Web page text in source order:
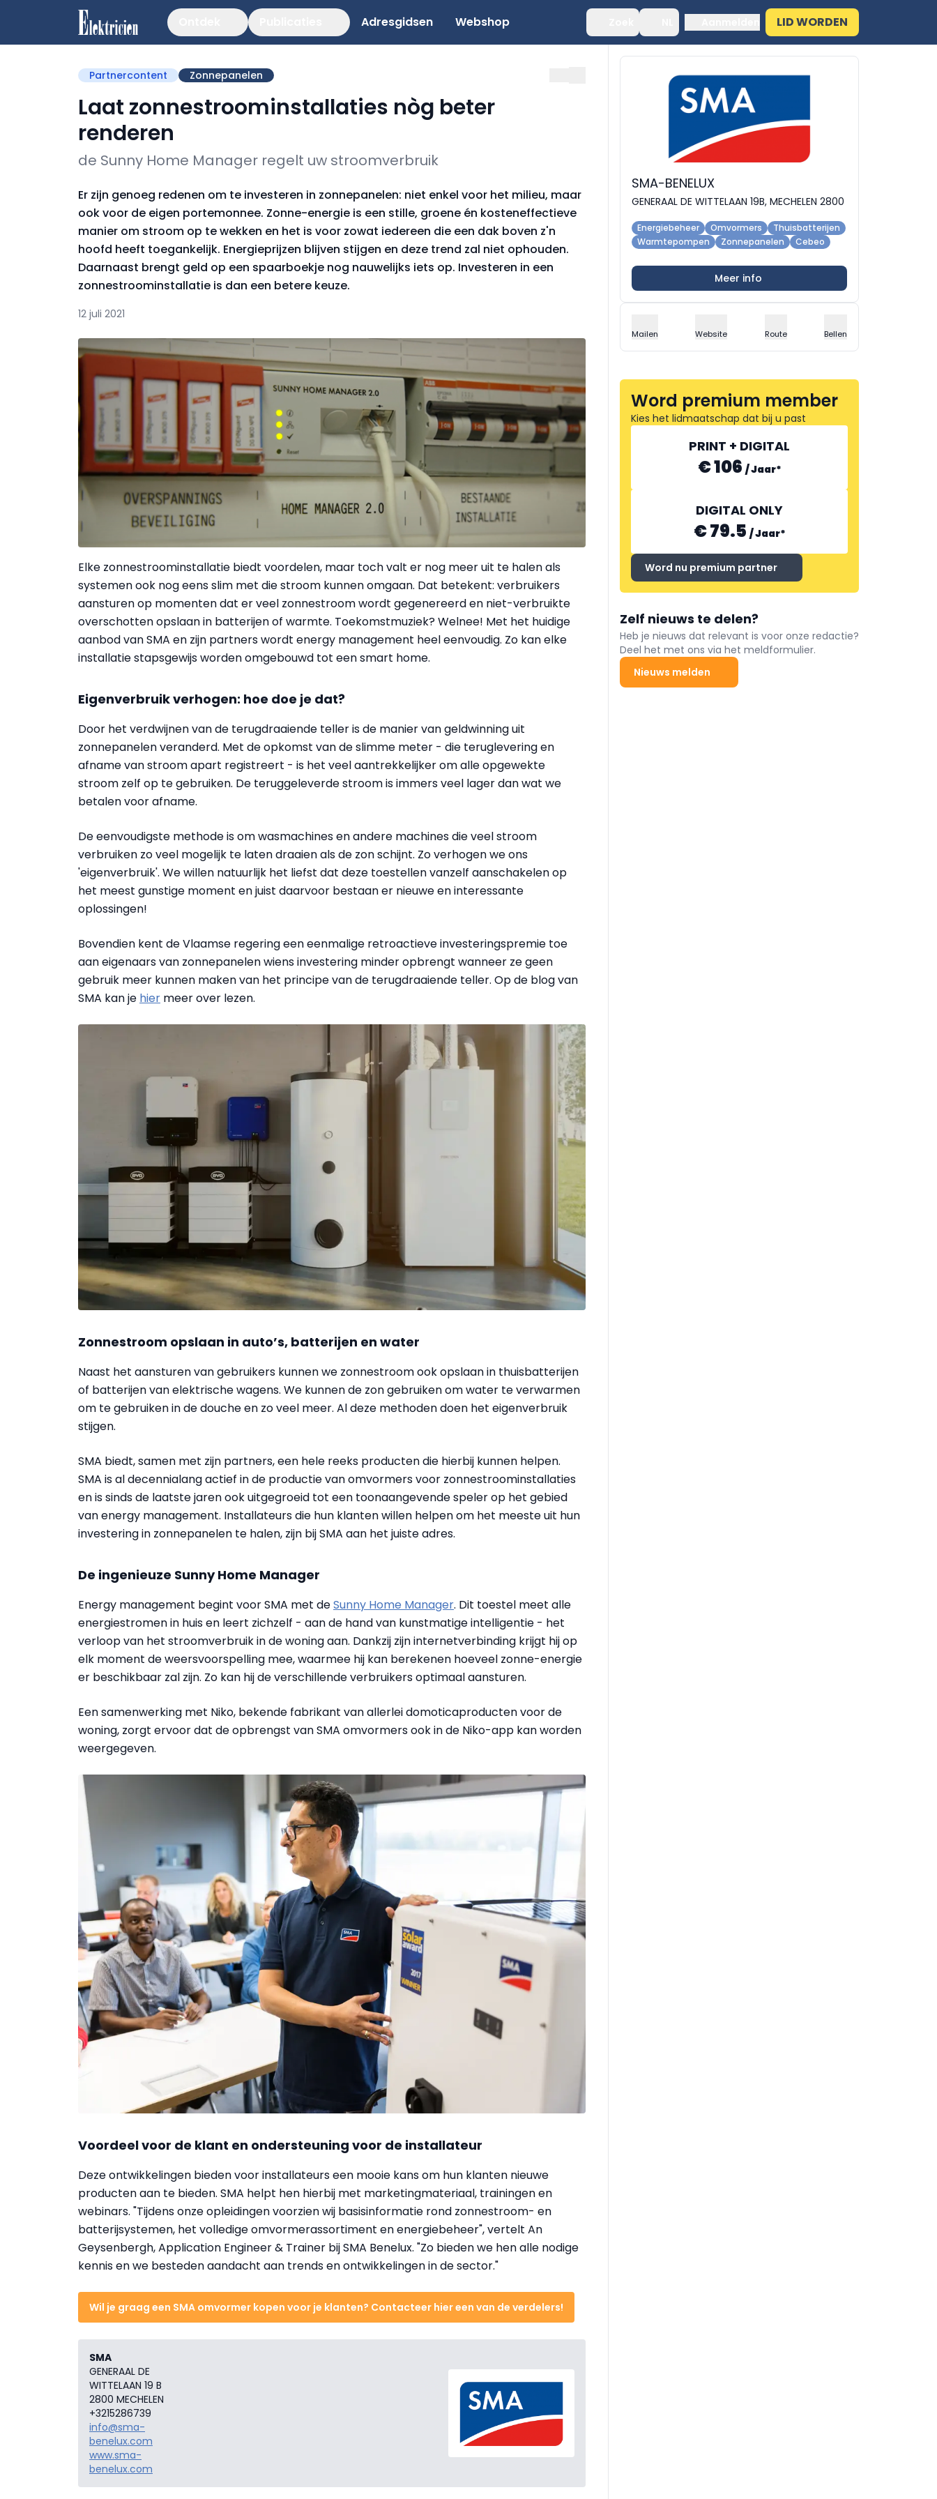
Adresgidsen Webshop LID WORDEN
Partnercontent Zonnepanelen
Laat zonnestroominstallaties nòg beter
renderen
de Sunny Home Manager regelt uw stroomverbruik
Er zijn genoeg redenen om te investeren in zonnepanelen: niet enkel voor het milieu, maar
ook voor de eigen portemonnee. Zonne-energie is een stille, groene én kosteneffectieve
manier om stroom op te wekken en het is voor zowat iedereen die een dak boven z'n
hoofd heeft toegankelijk. Energieprijzen blijven stijgen en deze trend zal niet ophouden.
Daarnaast brengt geld op een spaarboekje nog nauwelijks iets op. Investeren in een
zonnestroominstallatie is dan een betere keuze.
12 juli 2021
Elke zonnestroominstallatie biedt voordelen, maar toch valt er nog meer uit te halen als
systemen ook nog eens slim met die stroom kunnen omgaan. Dat betekent: verbruikers
aansturen op momenten dat er veel zonnestroom wordt gegenereerd en niet-verbruikte
overschotten opslaan in batterijen of warmte. Toekomstmuziek? Welnee! Met het huidige
aanbod van SMA en zijn partners wordt energy management heel eenvoudig. Zo kan elke
installatie stapsgewijs worden omgebouwd tot een smart home.
Eigenverbruik verhogen: hoe doe je dat?
Door het verdwijnen van de terugdraaiende teller is de manier van geldwinning uit
zonnepanelen veranderd. Met de opkomst van de slimme meter - die teruglevering en
afname van stroom apart registreert - is het veel aantrekkelijker om alle opgewekte
stroom zelf op te gebruiken. De teruggeleverde stroom is immers veel lager dan wat we
betalen voor afname.
De eenvoudigste methode is om wasmachines en andere machines die veel stroom
verbruiken zo veel mogelijk te laten draaien als de zon schijnt. Zo verhogen we ons
'eigenverbruik'. We willen natuurlijk het liefst dat deze toestellen vanzelf aanschakelen op
het meest gunstige moment en juist daarvoor bestaan er nieuwe en interessante
oplossingen!
Bovendien kent de Vlaamse regering een eenmalige retroactieve investeringspremie toe
aan eigenaars van zonnepanelen wiens investering minder opbrengt wanneer ze geen
gebruik meer kunnen maken van het principe van de terugdraaiende teller. Op de blog van
SMA kan je hier meer over lezen.
Zonnestroom opslaan in auto’s, batterijen en water
Naast het aansturen van gebruikers kunnen we zonnestroom ook opslaan in thuisbatterijen
of batterijen van elektrische wagens. We kunnen de zon gebruiken om water te verwarmen
om te gebruiken in de douche en zo veel meer. Al deze methoden doen het eigenverbruik
stijgen.
SMA biedt, samen met zijn partners, een hele reeks producten die hierbij kunnen helpen.
SMA is al decennialang actief in de productie van omvormers voor zonnestroominstallaties
en is sinds de laatste jaren ook uitgegroeid tot een toonaangevende speler op het gebied
van energy management. Installateurs die hun klanten willen helpen om het meeste uit hun
investering in zonnepanelen te halen, zijn bij SMA aan het juiste adres.
De ingenieuze Sunny Home Manager
Energy management begint voor SMA met deSunny Home Manager. Dit toestel meet alle
energiestromen in huis en leert zichzelf - aan de hand van kunstmatige intelligentie - het
verloop van het stroomverbruik in de woning aan. Dankzij zijn internetverbinding krijgt hij op
elk moment de weersvoorspelling mee, waarmee hij kan berekenen hoeveel zonne-energie
er beschikbaar zal zijn. Zo kan hij de verschillende verbruikers optimaal aansturen.
Een samenwerking met Niko, bekende fabrikant van allerlei domoticaproducten voor de
woning, zorgt ervoor dat de opbrengst van SMA omvormers ook in de Niko-app kan worden
weergegeven.
Voordeel voor de klant en ondersteuning voor de installateur
Deze ontwikkelingen bieden voor installateurs een mooie kans om hun klanten nieuwe
producten aan te bieden. SMA helpt hen hierbij met marketingmateriaal, trainingen en
webinars. "Tijdens onze opleidingen voorzien wij basisinformatie rond zonnestroom- en
batterijsystemen, het volledige omvormerassortiment en energiebeheer", vertelt An
Geysenbergh, Application Engineer & Trainer bij SMA Benelux. "Zo bieden we hen alle nodige
kennis en we besteden aandacht aan trends en ontwikkelingen in de sector."
Wil je graag een SMA omvormer kopen voor je klanten? Contacteer hier een van de verdelers!
SMA
GENERAAL DE
WITTELAAN 19 B
2800 MECHELEN
+3215286739
info@sma-
benelux.com
www.sma-
benelux.com
SMA-BENELUX
GENERAAL DE WITTELAAN 19B, MECHELEN 2800
Energiebeheer Omvormers
Thuisbatterijen
Warmtepompen
Zonnepanelen Cebeo
Meer info
Mailen Website Route Bellen
Word premium member
Kies het lidmaatschap dat bij u past
PRINT + DIGITAL
€ 106 /Jaar*
DIGITAL ONLY
€ 79.5 /Jaar*
Word nu premium partner
Zelf nieuws te delen?
Heb je nieuws dat relevant is voor onze redactie?
Deel het met ons via het meldformulier.
Nieuws melden